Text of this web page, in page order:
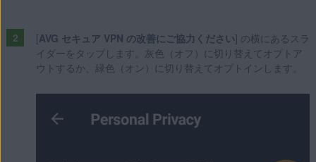
[AVG セキュア VPN の改善にご協力ください] の横にあるスラ
イダーをタップします。灰色（オフ）に切り替えてオプトア
ウトするか、緑色（オン）に切り替えてオプトインします。